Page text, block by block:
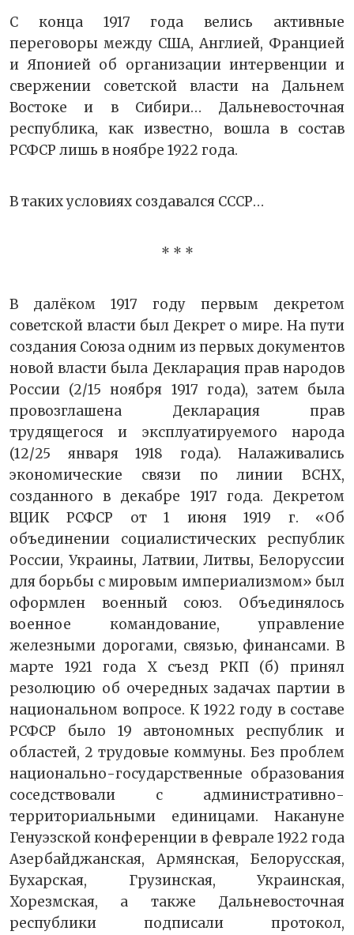
С конца 1917 года велись активные
переговоры между США, Англией, Францией
и Японией об организации интервенции и
свержении советской власти на Дальнем
Востоке и в Сибири… Дальневосточная
республика, как известно, вошла в состав
РСФСР лишь в ноябре 1922 года.
В таких условиях создавался СССР…
* * *
В далёком 1917 году первым декретом
советской власти был Декрет о мире. На пути
создания Союза одним из первых документов
новой власти была Декларация прав народов
России (2/15 ноября 1917 года), затем была
провозглашена Декларация прав
трудящегося и эксплуатируемого народа
(12/25 января 1918 года). Налаживались
экономические связи по линии ВСНХ,
созданного в декабре 1917 года. Декретом
ВЦИК РСФСР от 1 июня 1919 г. «Об
объединении социалистических республик
России, Украины, Латвии, Литвы, Белоруссии
для борьбы с мировым империализмом» был
оформлен военный союз. Объединялось
военное командование, управление
железными дорогами, связью, финансами. В
марте 1921 года X съезд РКП (б) принял
резолюцию об очередных задачах партии в
национальном вопросе. К 1922 году в составе
РСФСР было 19 автономных республик и
областей, 2 трудовые коммуны. Без проблем
национально-государственные образования
соседствовали с административно-
территориальными единицами. Накануне
Генуэзской конференции в феврале 1922 года
Азербайджанская, Армянская, Белорусская,
Бухарская, Грузинская, Украинская,
Хорезмская, а также Дальневосточная
республики подписали протокол,